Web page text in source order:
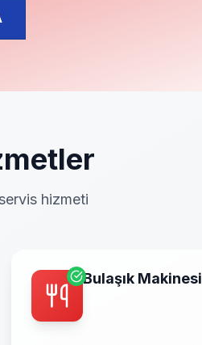
hizmeti
Bulaşık Makinesi